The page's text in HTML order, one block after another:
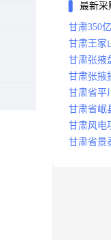
最新采
甘肃350
甘肃王家
甘肃张掖
甘肃张掖
甘肃省平
甘肃省岷
甘肃风电
甘肃省景